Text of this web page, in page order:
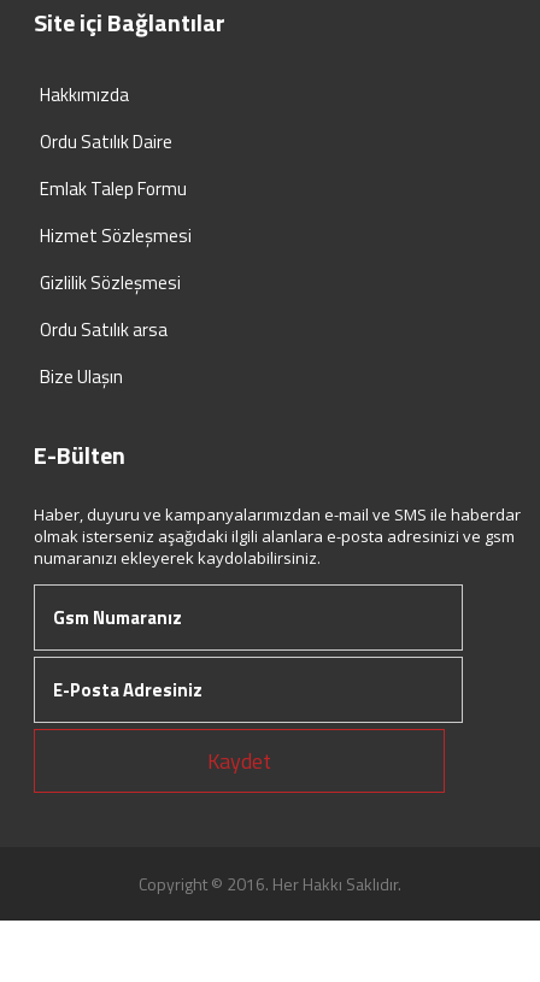
Site içi Bağlantılar
Hakkımızda
Ordu Satılık Daire
Emlak Talep Formu
Hizmet Sözleşmesi
Gizlilik Sözleşmesi
Ordu Satılık arsa
Bize Ulaşın
E-Bülten
Haber, duyuru ve kampanyalarımızdan e-mail ve SMS ile haberdar
olmak isterseniz aşağıdaki ilgili alanlara e-posta adresinizi ve gsm
numaranızı ekleyerek kaydolabilirsiniz.
Kaydet
Copyright © 2016. Her Hakkı Saklıdır.